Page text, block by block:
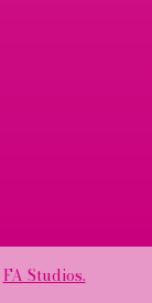
FA Studios.